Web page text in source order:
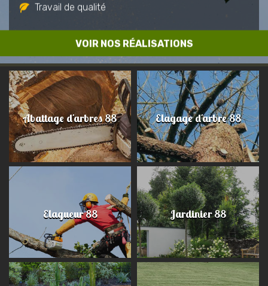
VOIR NOS RÉALISATIONS
Travail de qualité
Abattage d'arbres 88 Elagage d'arbre 88
Elagueur 88 Jardinier 88